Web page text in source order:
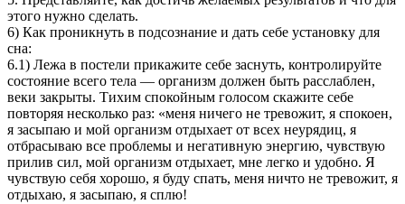
этого нужно сделать.
6) Как проникнуть в подсознание и дать себе установку для
сна:
6.1) Лежа в постели прикажите себе заснуть, контролируйте
состояние всего тела — организм должен быть расслаблен,
веки закрыты. Тихим спокойным голосом скажите себе
повторяя несколько раз: «меня ничего не тревожит, я спокоен,
я засыпаю и мой организм отдыхает от всех неурядиц, я
отбрасываю все проблемы и негативную энергию, чувствую
прилив сил, мой организм отдыхает, мне легко и удобно. Я
чувствую себя хорошо, я буду спать, меня ничто не тревожит, я
отдыхаю, я засыпаю, я сплю!